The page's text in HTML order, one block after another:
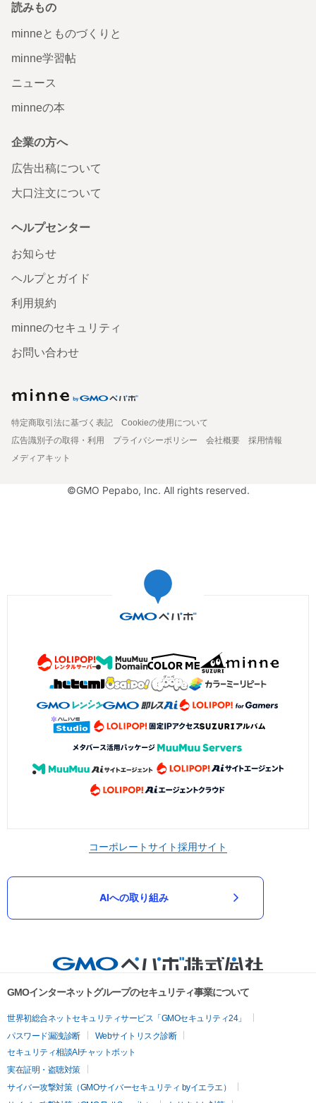
読みもの
minneとものづくりと
minne学習帖
ニュース
minneの本
企業の方へ
広告出稿について
大口注文について
ヘルプセンター
お知らせ
ヘルプとガイド
利用規約
minneのセキュリティ
お問い合わせ
特定商取引法に基づく表記
Cookieの使用について
広告識別子の取得・利用
プライバシーポリシー 会社概要
採用情報
メディアキット
©GMO Pepabo, Inc. All rights reserved.
コーポレートサイト採用サイト
AIへの取り組み
GMOインターネットグループのセキュリティ事業について
世界初総合ネットセキュリティサービス「GMOセキュリティ24」
パスワード漏洩診断
Webサイトリスク診断
セキュリティ相談AIチャットボット
実在証明・盗聴対策
サイバー攻撃対策（GMOサイバーセキュリティ byイエラエ）